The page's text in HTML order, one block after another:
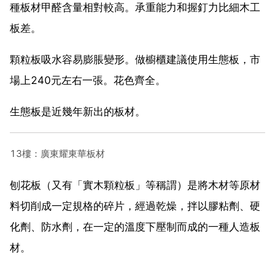
種板材甲醛含量相對較高。承重能力和握釘力比細木工
板差。
顆粒板吸水容易膨脹變形。做櫥櫃建議使用生態板，市
場上240元左右一張。花色齊全。
生態板是近幾年新出的板材。
13樓：廣東耀東華板材
刨花板（又有「實木顆粒板」等稱謂）是將木材等原材
料切削成一定規格的碎片，經過乾燥，拌以膠粘劑、硬
化劑、防水劑，在一定的溫度下壓制而成的一種人造板
材。